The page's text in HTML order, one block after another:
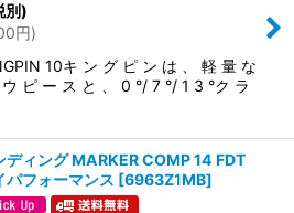
絞り込む
別)
円)
10キ ン グ ピ ン は 、 軽 量 な
ピ ー ス と 、 0 °/ 7 °/ 1 3 °ク ラ
ディング MARKER COMP 14 FDT
パフォーマンス [6963Z1MB]